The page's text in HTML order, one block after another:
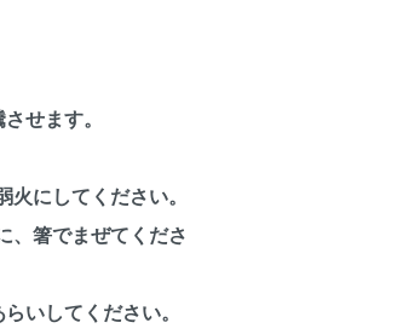
せます。
にしてください。
、箸でまぜてくださ
いしてください。